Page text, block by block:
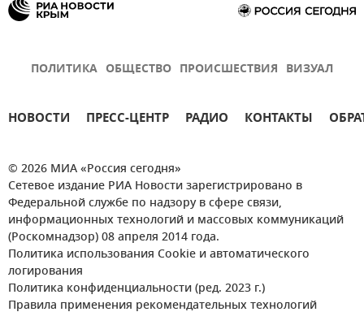
ПОЛИТИКА ОБЩЕСТВО ПРОИСШЕСТВИЯ ВИЗУАЛ
НОВОСТИ ПРЕСС-ЦЕНТР РАДИО КОНТАКТЫ
© 2026 МИА «Россия сегодня»
Сетевое издание РИА Новости зарегистрировано в
Федеральной службе по надзору в сфере связи,
информационных технологий и массовых коммуникаций
(Роскомнадзор) 08 апреля 2014 года.
Политика использования Cookie и автоматического
логирования
Политика конфиденциальности (ред. 2023 г.)
Правила применения рекомендательных технологий